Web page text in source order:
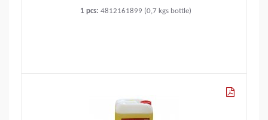
1 pcs: 4812161899 (0,7 kgs bottle)